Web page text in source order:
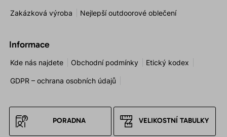
Zakázková výroba Nejlepší outdoorové oblečení
Informace
Kde nás najdete Obchodní podmínky Etický kodex
GDPR – ochrana osobních údajů
PORADNA VELIKOSTNÍ TABULKY